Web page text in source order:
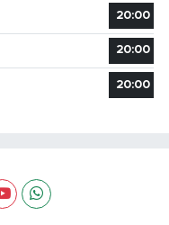
20:00
20:00
20:00